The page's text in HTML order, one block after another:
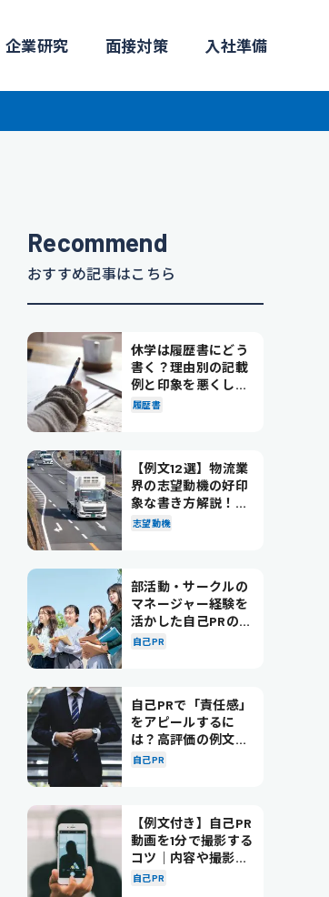
企業研究 面接対策 入社準備
Recommend
おすすめ記事はこちら
休学は履歴書にどう
書く？理由別の記載
例と印象を悪くしな
い書き方を解説
履歴書
【例文12選】物流業
界の志望動機の好印
象な書き方解説！パ
ターン別の例文も紹
志望動機
部活動・サークルの
マネージャー経験を
活かした自己PRの書
き方を徹底解説！
自己PR
自己PRで「責任感」
をアピールするに
は？高評価の例文も
紹介！
自己PR
【例文付き】自己PR
動画を1分で撮影する
コツ｜内容や撮影の
ポイントも解説
自己PR